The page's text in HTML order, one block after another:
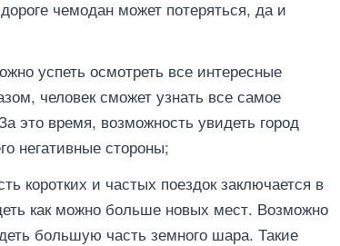
чемодан может потеряться, да и
успеть осмотреть все интересные
человек сможет узнать все самое
это время, возможность увидеть город
негативные стороны;
коротких и частых поездок заключается в
как можно больше новых мест. Возможно
большую часть земного шара. Такие